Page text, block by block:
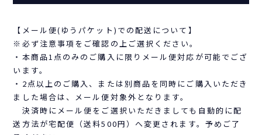
【メール便(ゆうパケット)での配送について】
※必ず注意事項をご確認の上ご選択ください。
・本商品1点のみのご購入に限りメール便対応が可能でござ
います。
・2点以上のご購入、または別商品を同時にご購入いただき
ました場合は、メール便対象外となります。
決済時にメール便をご選択いただきましても自動的に配
送方法が宅配便（送料500円）へ変更されます。予めご了